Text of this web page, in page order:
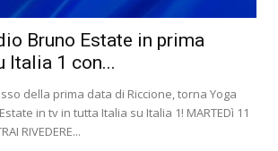
Bruno Estate in prima
Italia 1 con...
della prima data di Riccione, torna Yoga
in tv in tutta Italia su Italia 1! MARTEDì 11
RIVEDERE...